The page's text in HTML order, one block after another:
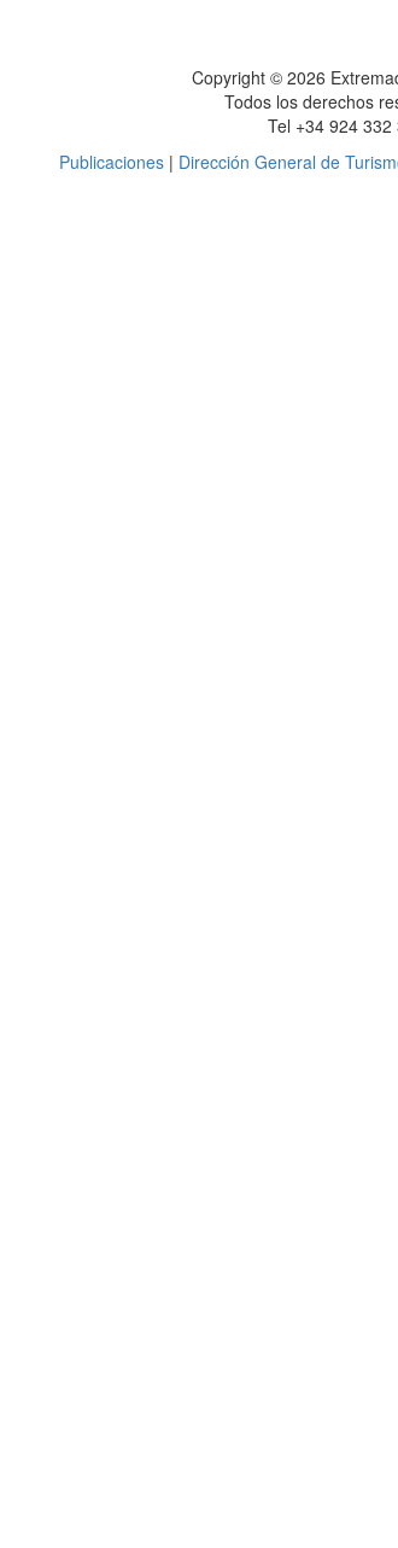
Copyright © 2026
Todos los derechos
Tel +34 924 332
Publicaciones | Dirección General de